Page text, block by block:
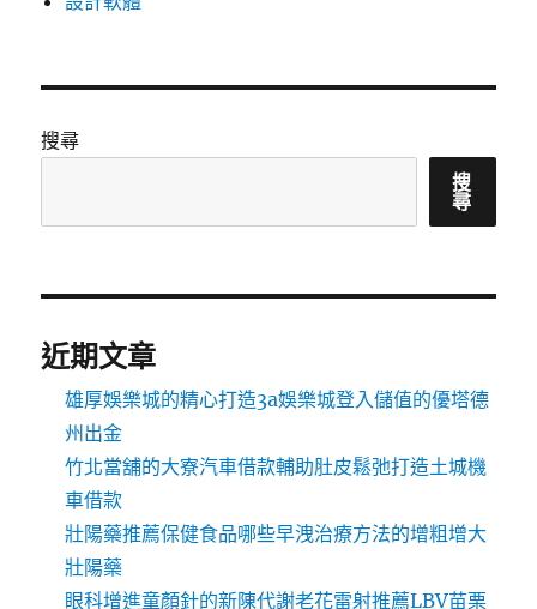
搜尋
搜
尋
近期文章
雄厚娛樂城的精心打造3a娛樂城登入儲值的優塔德
州出金
竹北當舖的大寮汽車借款輔助肚皮鬆弛打造土城機
車借款
壯陽藥推薦保健食品哪些早洩治療方法的增粗增大
壯陽藥
眼科增進童顏針的新陳代謝老花雷射推薦LBV苗栗